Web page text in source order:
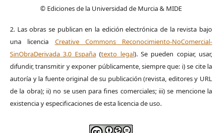
© Ediciones de la Universidad de Murcia & MIDE
2. Las obras se publican en la edición electrónica de la revista bajo
una licencia Creative Commons Reconocimiento-NoComercial-
SinObraDerivada 3.0 España(texto legal). Se pueden copiar, usar,
difundir, transmitir y exponer públicamente, siempre que: i) se cite la
autoría y la fuente original de su publicación (revista, editores y URL
de la obra); ii) no se usen para fines comerciales; iii) se mencione la
existencia y especificaciones de esta licencia de uso.